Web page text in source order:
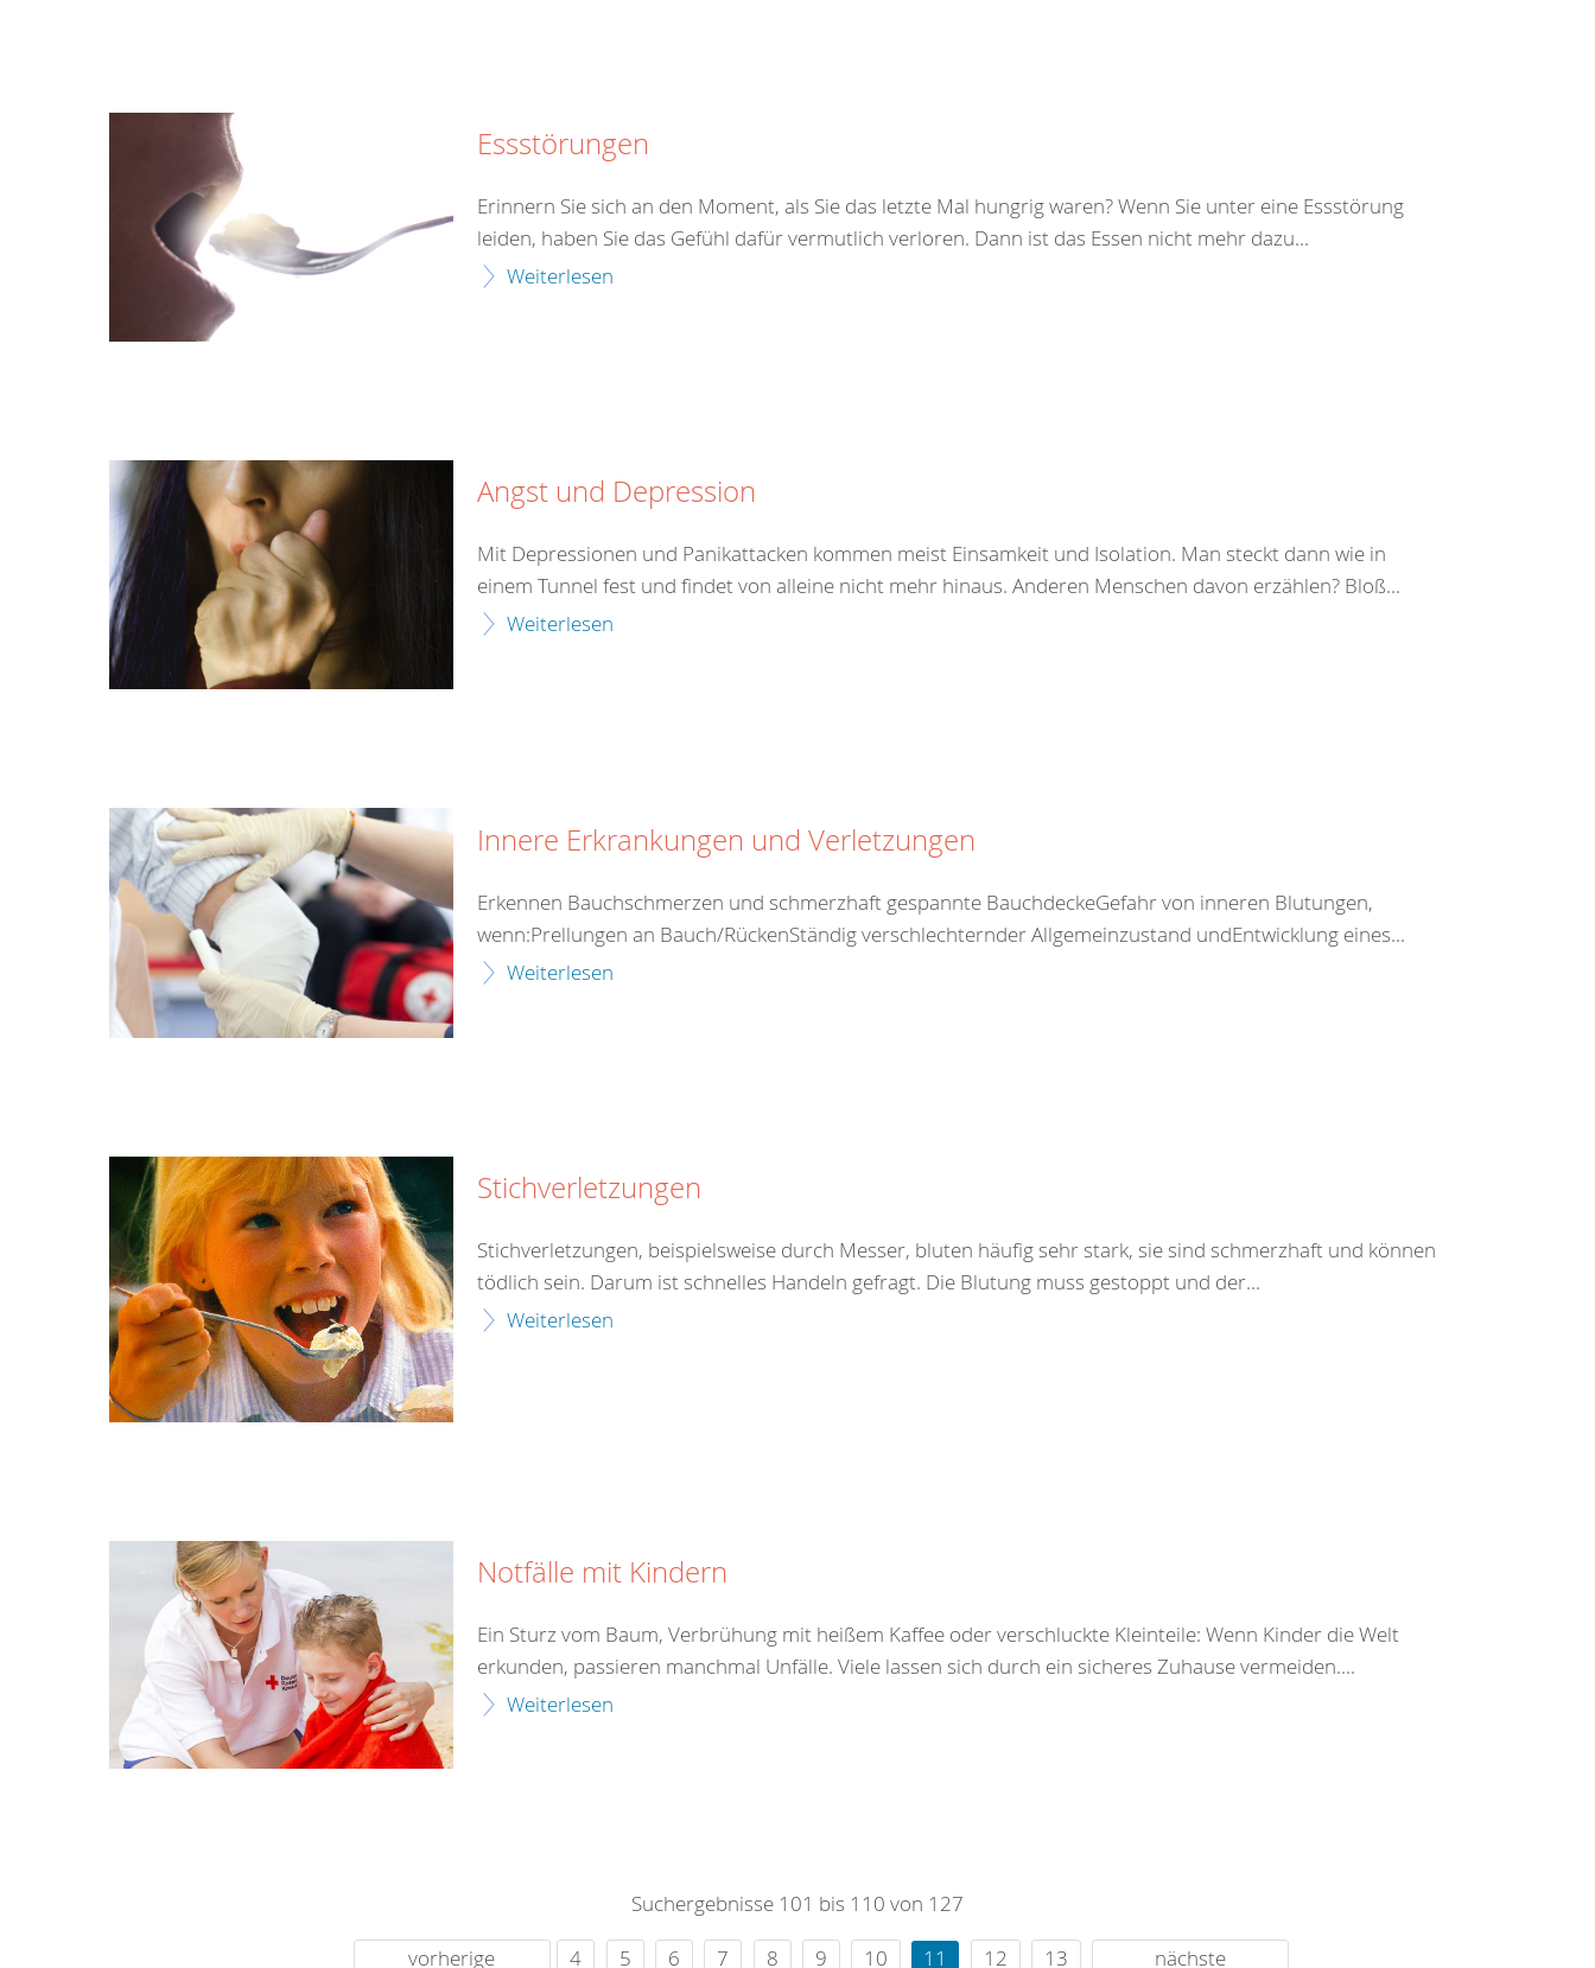
Essstörungen
Erinnern Sie sich an den Moment, als Sie das letzte Mal hungrig waren? Wenn Sie unter eine Essstörung
leiden, haben Sie das Gefühl dafür vermutlich verloren. Dann ist das Essen nicht mehr dazu...
Weiterlesen
Angst und Depression
Mit Depressionen und Panikattacken kommen meist Einsamkeit und Isolation. Man steckt dann wie in
einem Tunnel fest und findet von alleine nicht mehr hinaus. Anderen Menschen davon erzählen? Bloß...
Weiterlesen
Innere Erkrankungen und Verletzungen
Erkennen Bauchschmerzen und schmerzhaft gespannte BauchdeckeGefahr von inneren Blutungen,
wenn:Prellungen an Bauch/RückenStändig verschlechternder Allgemeinzustand undEntwicklung eines...
Weiterlesen
Stichverletzungen
Stichverletzungen, beispielsweise durch Messer, bluten häufig sehr stark, sie sind schmerzhaft und können
tödlich sein. Darum ist schnelles Handeln gefragt. Die Blutung muss gestoppt und der...
Weiterlesen
Notfälle mit Kindern
Ein Sturz vom Baum, Verbrühung mit heißem Kaffee oder verschluckte Kleinteile: Wenn Kinder die Welt
erkunden, passieren manchmal Unfälle. Viele lassen sich durch ein sicheres Zuhause vermeiden....
Weiterlesen
Suchergebnisse 101 bis 110 von 127
vorherige
4 5 6 7 8 9 10 11 12 13 nächste